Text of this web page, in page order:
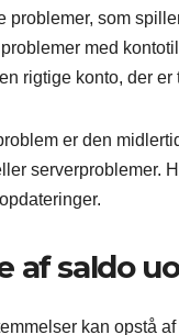
problemer, som
med
rigtige konto, der er
er den
serverproblemer.
af saldo
kan opstå